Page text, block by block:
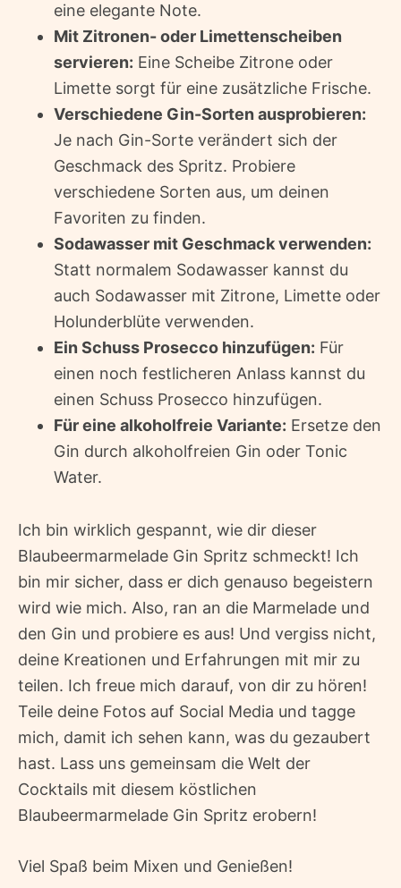
eine elegante Note.
Mit Zitronen- oder Limettenscheiben
servieren: Eine Scheibe Zitrone oder
Limette sorgt für eine zusätzliche Frische.
Verschiedene Gin-Sorten ausprobieren:
Je nach Gin-Sorte verändert sich der
Geschmack des Spritz. Probiere
verschiedene Sorten aus, um deinen
Favoriten zu finden.
Sodawasser mit Geschmack verwenden:
Statt normalem Sodawasser kannst du
auch Sodawasser mit Zitrone, Limette oder
Holunderblüte verwenden.
Ein Schuss Prosecco hinzufügen: Für
einen noch festlicheren Anlass kannst du
einen Schuss Prosecco hinzufügen.
Für eine alkoholfreie Variante: Ersetze den
Gin durch alkoholfreien Gin oder Tonic
Water.
Ich bin wirklich gespannt, wie dir dieser
Blaubeermarmelade Gin Spritz schmeckt! Ich
bin mir sicher, dass er dich genauso begeistern
wird wie mich. Also, ran an die Marmelade und
den Gin und probiere es aus! Und vergiss nicht,
deine Kreationen und Erfahrungen mit mir zu
teilen. Ich freue mich darauf, von dir zu hören!
Teile deine Fotos auf Social Media und tagge
mich, damit ich sehen kann, was du gezaubert
hast. Lass uns gemeinsam die Welt der
Cocktails mit diesem köstlichen
Blaubeermarmelade Gin Spritz erobern!
Viel Spaß beim Mixen und Genießen!